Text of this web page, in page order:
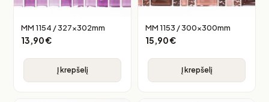
MM 1154 / 327x302mm
13,90€
Į krepšelį
MM 1153 / 300x300mm
15,90€
Į krepšelį